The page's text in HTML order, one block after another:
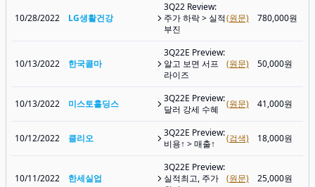
10/28/2022 LG생활건강
3Q22 Review:
주가 하락 > 실적
부진
(원문) 780,000원
10/13/2022 한국콜마
3Q22E Preview:
알고 보면 서프
라이즈
(원문) 50,000원
10/13/2022 미스토홀딩스
3Q22E Preview:
달러 강세 수혜
(원문) 41,000원
10/12/2022 클리오
3Q22E Preview:
비용↑ > 매출↑
(검색) 18,000원
10/11/2022 한세실업
3Q22E Preview:
실적최고, 주가
(원문) 25,000원